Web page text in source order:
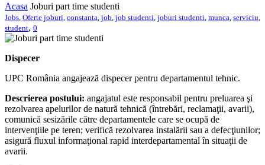
Acasa Joburi part time studenti
Jobs Oferte joburi constanta job job studenti joburi studenti munca serviciu
student, 0
Dispecer
UPC România angajează dispecer pentru departamentul tehnic.
Descrierea postului: angajatul este responsabil pentru preluarea şi
rezolvarea apelurilor de natură tehnică (întrebări, reclamaţii, avarii),
comunică sesizările către departamentele care se ocupă de
intervenţiile pe teren; verifică rezolvarea instalării sau a defecţiunilor;
asigură fluxul informaţional rapid interdepartamental în situaţii de
avarii.